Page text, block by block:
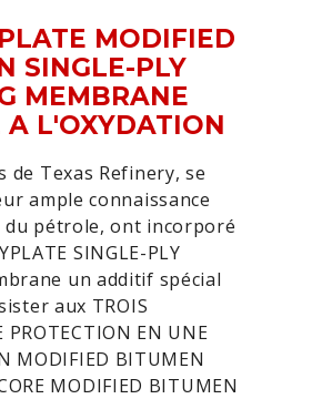
MODIFIED
SINGLE-PLY
MEMBRANE
A L'OXYDATION
de Texas Refinery, se
ample connaissance
du pétrole, ont incorporé
SINGLE-PLY
un additif spécial
aux TROIS
PROTECTION EN UNE
MODIFIED BITUMEN
MODIFIED BITUMEN